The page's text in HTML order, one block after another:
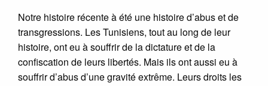
Notre histoire récente à été une histoire d’abus et de
transgressions. Les Tunisiens, tout au long de leur
histoire, ont eu à souffrir de la dictature et de la
confiscation de leurs libertés. Mais ils ont aussi eu à
souffrir d’abus d’une gravité extrême. Leurs droits les